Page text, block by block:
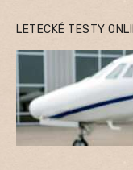
LETECKÉ TESTY